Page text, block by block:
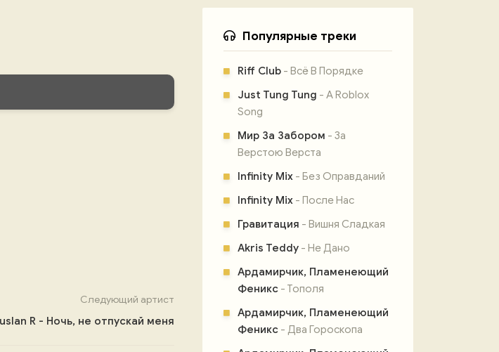
Следующий артист
R - Ночь, не отпускай меня
Популярные треки
Riff Club - Всё В Порядке
Just Tung Tung - A Roblox
Song
Мир За Забором - За
Верстою Верста
Infinity Mix - Без Оправданий
Infinity Mix - После Нас
Гравитация - Вишня Сладкая
Akris Teddy - Не Дано
Ардамирчик, Пламенеющий
Феникс - Тополя
Ардамирчик, Пламенеющий
Феникс - Два Гороскопа